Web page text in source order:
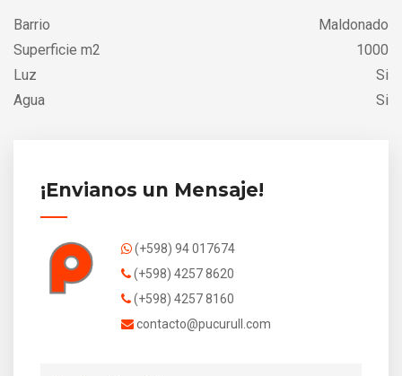
Barrio
Maldonado
Superficie m2
1000
Luz
Si
Agua
Si
¡Envianos un Mensaje!
(+598) 94 017674
(+598) 4257 8620
(+598) 4257 8160
contacto@pucurull.com